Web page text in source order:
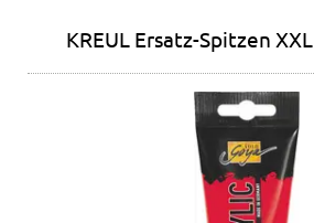
KREUL Ersatz-Spitzen XXL